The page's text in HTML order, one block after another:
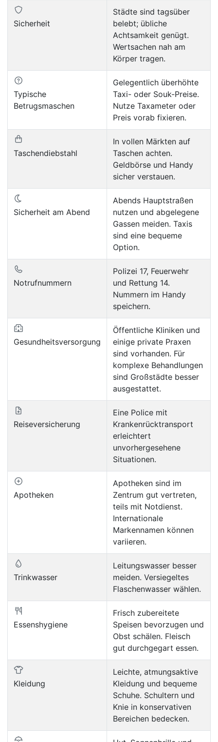
Sicherheit
Städte sind tagsüber
belebt; übliche
Achtsamkeit genügt.
Wertsachen nah am
Körper tragen.
Typische
Betrugsmaschen
Gelegentlich überhöhte
Taxi- oder Souk-Preise.
Nutze Taxameter oder
Preis vorab fixieren.
Taschendiebstahl
In vollen Märkten auf
Taschen achten.
Geldbörse und Handy
sicher verstauen.
Sicherheit am Abend
Abends Hauptstraßen
nutzen und abgelegene
Gassen meiden. Taxis
sind eine bequeme
Option.
Notrufnummern
Polizei 17, Feuerwehr
und Rettung 14.
Nummern im Handy
speichern.
Gesundheitsversorgung
Öffentliche Kliniken und
einige private Praxen
sind vorhanden. Für
komplexe Behandlungen
sind Großstädte besser
ausgestattet.
Reiseversicherung
Eine Police mit
Krankenrücktransport
erleichtert
unvorhergesehene
Situationen.
Apotheken
Apotheken sind im
Zentrum gut vertreten,
teils mit Notdienst.
Internationale
Markennamen können
variieren.
Trinkwasser
Leitungswasser besser
meiden. Versiegeltes
Flaschenwasser wählen.
Essenshygiene
Frisch zubereitete
Speisen bevorzugen und
Obst schälen. Fleisch
gut durchgegart essen.
Kleidung
Leichte, atmungsaktive
Kleidung und bequeme
Schuhe. Schultern und
Knie in konservativen
Bereichen bedecken.